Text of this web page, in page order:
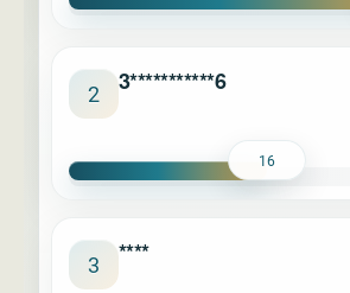
2 3***********6
16
3 ****